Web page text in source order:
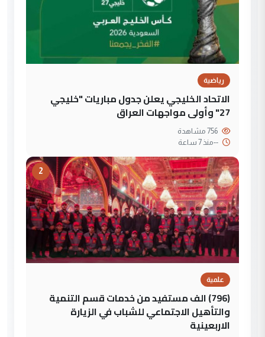
رياضية
الاتحاد الخليجي يعلن جدول مباريات "خليجي
27" وأولى مواجهات العراق
--منذ 7 ساعة
2
علمية
(796) الف مستفيد من خدمات قسم التنمية
والتأهيل الاجتماعي للشباب في الزيارة
الاربعينية